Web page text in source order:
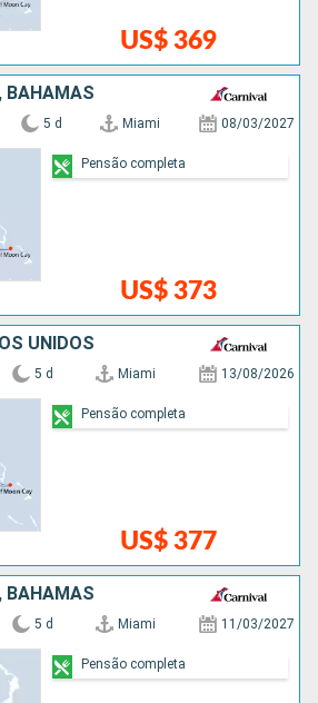
US$ 369
BAHAMAS
5 d Miami 08/03/2027
US$ 373
Pensão completa
UNIDOS
5 d Miami 13/08/2026
US$ 377
Pensão completa
BAHAMAS
5 d Miami 11/03/2027
Pensão completa